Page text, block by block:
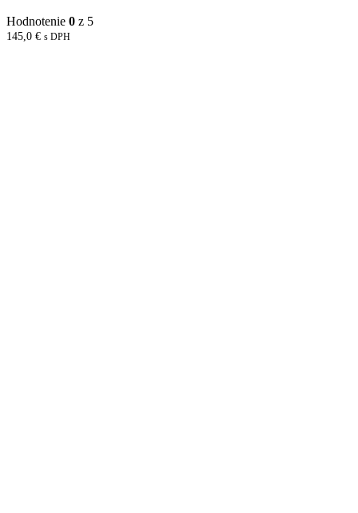
Hodnotenie 0 z 5
145,0 € s DPH